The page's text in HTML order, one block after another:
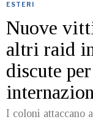
ESTERI
Nuove
altri raid
discute
I coloni attaccano